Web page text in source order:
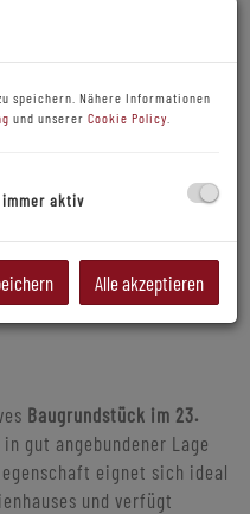
Baugrundstück im 23.
in gut angebundener Lage
eignet sich ideal
und verfügt
speichern. Nähere Informationen
und unserer Cookie Policy
immer aktiv
Alle akzeptieren